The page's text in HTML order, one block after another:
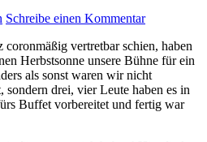
Schreibe einen Kommentar
coronmäßig vertretbar schien, haben
Herbstsonne unsere Bühne für ein
als sonst waren wir nicht
sondern drei, vier Leute haben es in
Buffet vorbereitet und fertig war